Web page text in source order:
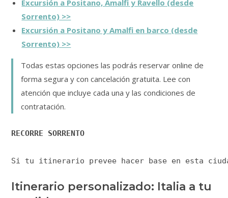
Excursión a Positano, Amalfi y Ravello (desde
Sorrento) >>
Excursión a Positano y Amalfi en barco (desde
Sorrento) >>
Todas estas opciones las podrás reservar online de
forma segura y con cancelación gratuita. Lee con
atención que incluye cada una y las condiciones de
contratación.
RECORRE SORRENTO
Si tu itinerario prevee hacer base en esta
Itinerario personalizado: Italia a tu